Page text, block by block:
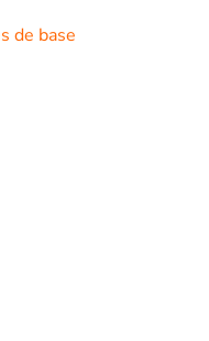
de base